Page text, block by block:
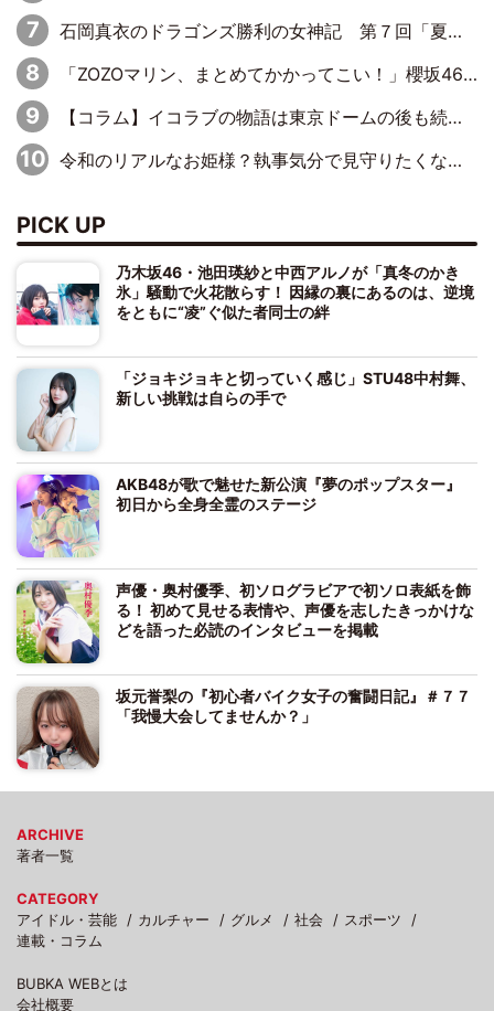
石岡真衣のドラゴンズ勝利の女神記 第７回「夏の神宮！11得点どらほー」
「ZOZOマリン、まとめてかかってこい！」櫻坂46 山下瞳月の魂の叫び！5年目の勝利にBuddiesたちは態度で示せるか!?
【コラム】イコラブの物語は東京ドームの後も続くのか
令和のリアルなお姫様？執事気分で見守りたくなる＝LOVE屈指の天然カワイイ音嶋莉沙さん
PICK UP
乃木坂46・池田瑛紗と中西アルノが「真冬のかき
氷」騒動で火花散らす！ 因縁の裏にあるのは、逆境
をともに“凌”ぐ似た者同士の絆
「ジョキジョキと切っていく感じ」STU48中村舞、
新しい挑戦は自らの手で
AKB48が歌で魅せた新公演『夢のポップスター』
初日から全身全霊のステージ
声優・奥村優季、初ソログラビアで初ソロ表紙を飾
る！ 初めて見せる表情や、声優を志したきっかけな
どを語った必読のインタビューを掲載
坂元誉梨の『初心者バイク女子の奮闘日記』＃７７
「我慢大会してませんか？」
ARCHIVE
著者一覧
CATEGORY
アイドル・芸能
カルチャー グルメ 社会
スポーツ
連載・コラム
BUBKA WEBとは
会社概要